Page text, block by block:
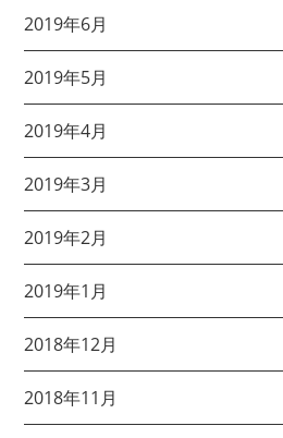
2019年6月
2019年5月
2019年4月
2019年3月
2019年2月
2019年1月
2018年12月
2018年11月